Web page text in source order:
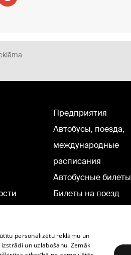
Предприятия
Автобусы, поезда,
международные
расписания
Автобусные билеты
Билеты на поезд
personalizētu reklāmu un
un uzlabošanu. Zemāk